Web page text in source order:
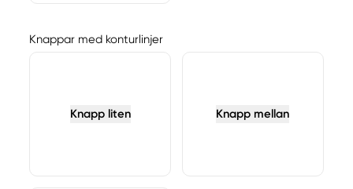
Knappar med konturlinjer
Knapp liten Knapp mellan